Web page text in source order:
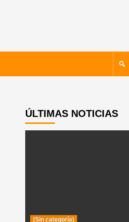
ÚLTIMAS NOTICIAS
(Sin categoría)